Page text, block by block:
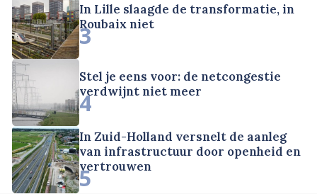
In Lille slaagde de transformatie, in
Roubaix niet
3
Stel je eens voor: de netcongestie
verdwijnt niet meer
4
In Zuid-Holland versnelt de aanleg
van infrastructuur door openheid en
vertrouwen
5